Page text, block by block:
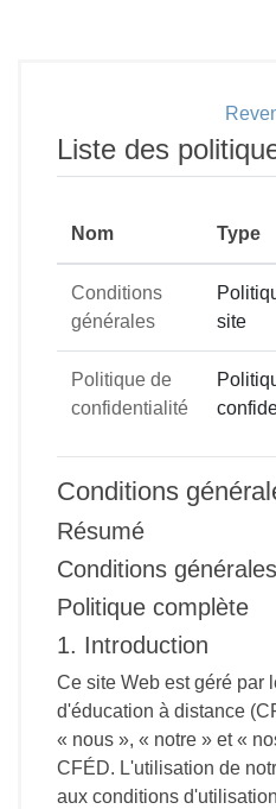
Liste des
Nom Type
Conditions
générales
site
Politique de
confidentialité
Conditions
Résumé
Conditions générales
Politique complète
1. Introduction
Ce site Web est géré par
d'éducation à distance
« nous », « notre » et «
CFÉD. L'utilisation de
aux conditions